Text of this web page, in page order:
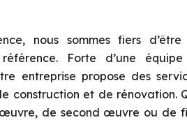
nous sommes fiers
Forte d’une équipe
entreprise propose des
construction et de rénovation.
de second œuvre ou de